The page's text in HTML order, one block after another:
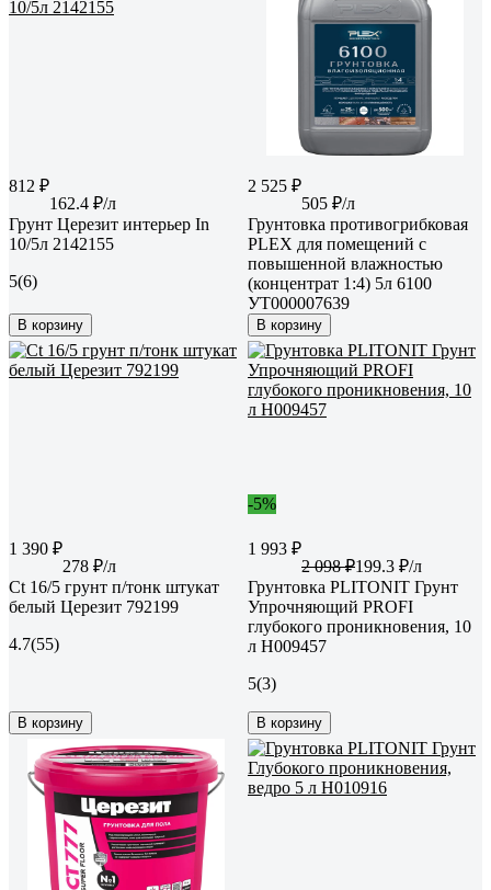
812 ₽
162.4 ₽/л
Грунт Церезит интерьер In
10/5л 2142155
5(6)
В корзину
2 525 ₽
505 ₽/л
Грунтовка противогрибковая
PLEX для помещений с
повышенной влажностью
(концентрат 1:4) 5л 6100
УТ000007639
В корзину
1 390 ₽
278 ₽/л
Ct 16/5 грунт п/тонк штукат
белый Церезит 792199
4.7(55)
В корзину
-5%
1 993 ₽
2 098 ₽199.3 ₽/л
Грунтовка PLITONIT Грунт
Упрочняющий PROFI
глубокого проникновения, 10
л Н009457
5(3)
В корзину